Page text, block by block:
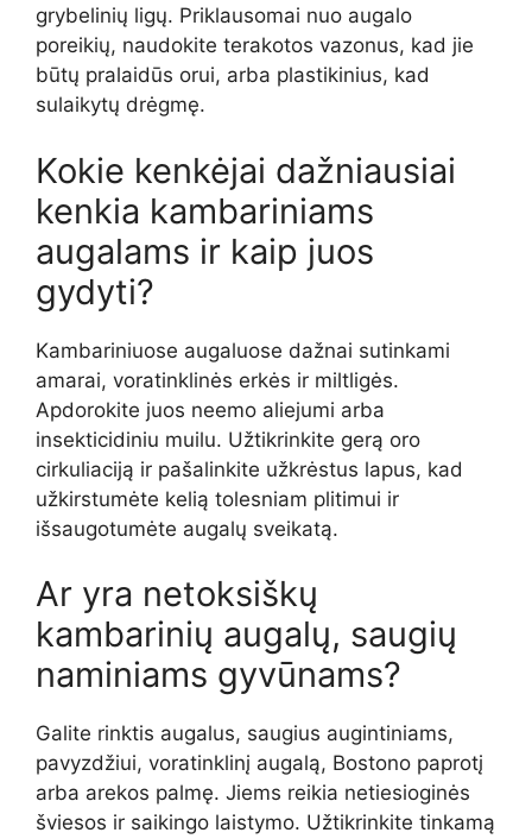
grybelinių ligų. Priklausomai nuo augalo
poreikių, naudokite terakotos vazonus, kad jie
būtų pralaidūs orui, arba plastikinius, kad
sulaikytų drėgmę.
Kokie kenkėjai dažniausiai
kenkia kambariniams
augalams ir kaip juos
gydyti?
Kambariniuose augaluose dažnai sutinkami
amarai, voratinklinės erkės ir miltligės.
Apdorokite juos neemo aliejumi arba
insekticidiniu muilu. Užtikrinkite gerą oro
cirkuliaciją ir pašalinkite užkrėstus lapus, kad
užkirstumėte kelią tolesniam plitimui ir
išsaugotumėte augalų sveikatą.
Ar yra netoksiškų
kambarinių augalų, saugių
naminiams gyvūnams?
Galite rinktis augalus, saugius augintiniams,
pavyzdžiui, voratinklinį augalą, Bostono paprotį
arba arekos palmę. Jiems reikia netiesioginės
šviesos ir saikingo laistymo. Užtikrinkite tinkamą